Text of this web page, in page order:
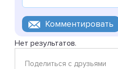
Нет результатов.
Поделиться с друзьями